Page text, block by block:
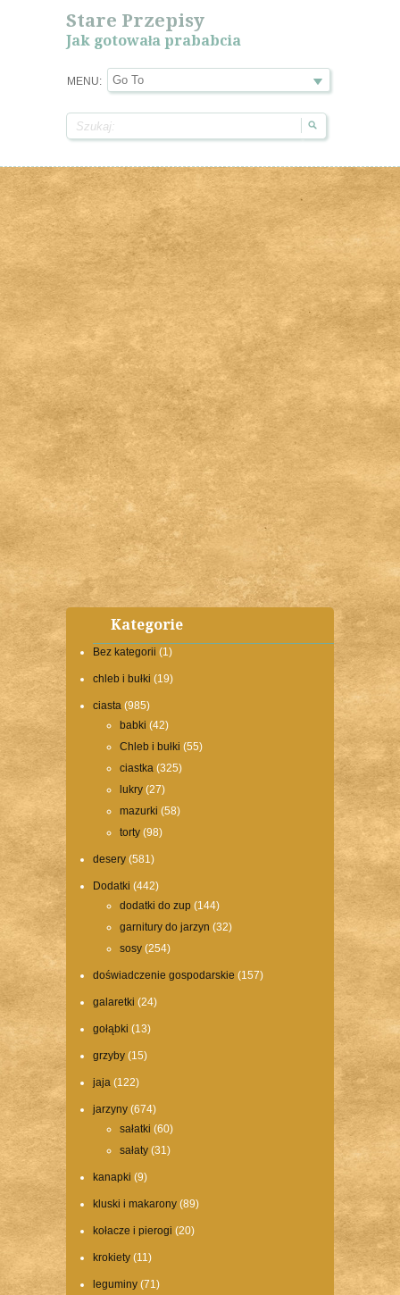
Stare Przepisy
Jak gotowała prababcia
MENU:
Kategorie
Bez kategorii (1)
chleb i bułki (19)
ciasta (985)
babki (42)
Chleb i bułki (55)
ciastka (325)
lukry (27)
mazurki (58)
torty (98)
desery (581)
Dodatki (442)
dodatki do zup (144)
garnitury do jarzyn (32)
sosy (254)
doświadczenie gospodarskie (157)
galaretki (24)
gołąbki (13)
grzyby (15)
jaja (122)
jarzyny (674)
sałatki (60)
sałaty (31)
kanapki (9)
kluski i makarony (89)
kołacze i pierogi (20)
krokiety (11)
leguminy (71)